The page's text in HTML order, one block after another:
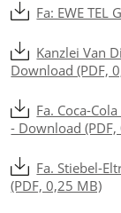
Fa: EWE
Kanzlei Van
Download (PDF,
Fa. Coca-
- Download
Fa. Stiebel-
(PDF, 0,25 MB)